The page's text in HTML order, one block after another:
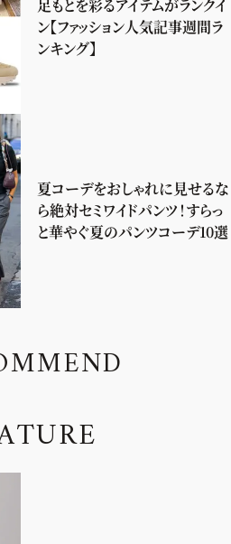
足もとを彩るアイテムがランクイ
ン【ファッション人気記事週間ラ
ンキング】
夏コーデをおしゃれに見せるな
ら絶対セミワイドパンツ！すらっ
と華やぐ夏のパンツコーデ10選
MMEND
TURE